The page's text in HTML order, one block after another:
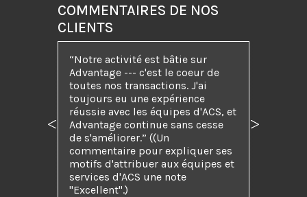
COMMENTAIRES DE NOS
CLIENTS
“Notre activité est bâtie sur
Advantage --- c'est le coeur de
toutes nos transactions. J'ai
toujours eu une expérience
réussie avec les équipes d'ACS, et
Advantage continue sans cesse
de s'améliorer.” ((Un
commentaire pour expliquer ses
motifs d'attribuer aux équipes et
services d'ACS une note
"Excellent".)
Précédent Suivant